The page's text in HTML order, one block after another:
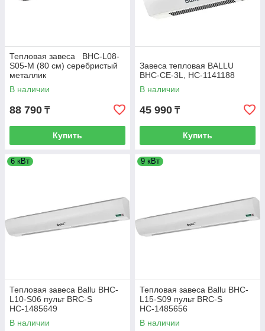
Тепловая завеса BHC-L08-
S05-M (80 см) серебристый
металлик
В наличии
88 790 ₸
Купить
Завеса тепловая BALLU
BHC-CE-3L, НС-1141188
В наличии
45 990 ₸
Купить
6 кВт
Тепловая завеса Ballu BHC-
L10-S06 пульт BRC-S
НС-1485649
В наличии
9 кВт
Тепловая завеса Ballu BHC-
L15-S09 пульт BRC-S
НС-1485656
В наличии